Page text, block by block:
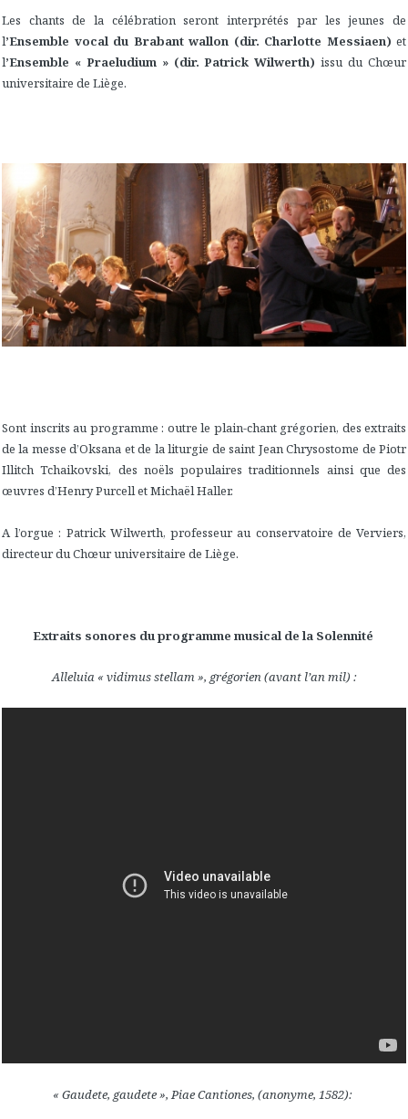
Les chants de la célébration seront interprétés par les jeunes de
l’Ensemble vocal du Brabant wallon (dir. Charlotte Messiaen) et
l’Ensemble « Praeludium » (dir. Patrick Wilwerth) issu du Chœur
universitaire de Liège.
Sont inscrits au programme : outre le plain-chant grégorien, des extraits
de la messe d’Oksana et de la liturgie de saint Jean Chrysostome de Piotr
Illitch Tchaikovski, des noëls populaires traditionnels ainsi que des
œuvres d’Henry Purcell et Michaël Haller.
A l’orgue : Patrick Wilwerth, professeur au conservatoire de Verviers,
directeur du Chœur universitaire de Liège.
Extraits sonores du programme musical de la Solennité
Alleluia « vidimus stellam », grégorien (avant l’an mil) :
« Gaudete, gaudete », Piae Cantiones, (anonyme, 1582):